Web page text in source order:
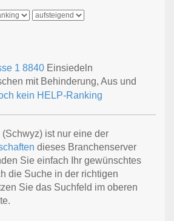
1 8840 Einsiedeln
mit Behinderung, Aus und
ist nur eine der
dieses Branchenserver
Sie einfach Ihr gewünschtes
die Suche in der richtigen
Sie das Suchfeld im oberen